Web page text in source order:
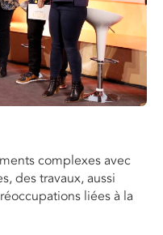
complexes avec
des travaux, aussi
liées à la